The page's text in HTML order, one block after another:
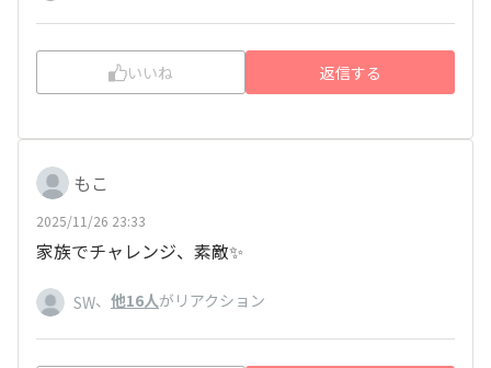
いいね 返信する
もこ
2025/11/26 23:33
家族でチャレンジ、素敵✨
SW、 他16人がリアクション